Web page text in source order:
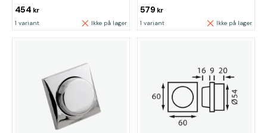
454 kr
1 variant Ikke på lager
579 kr
1 variant Ikke på lager